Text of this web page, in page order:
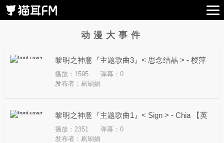
动漫大事件
黎明之神意『主题歌曲3』< 思念结晶 > - 樱萍
Apple【日歌词】
播放：1595
弹幕：0
发布者： 刷刷媧
黎明之神意『主题歌曲1』< Sign > - Chia 【英
歌词】
播放：2351
弹幕：0
发布者： 刷刷媧